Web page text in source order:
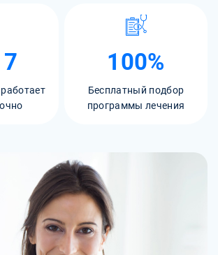
100%
Бесплатный подбор
программы лечения